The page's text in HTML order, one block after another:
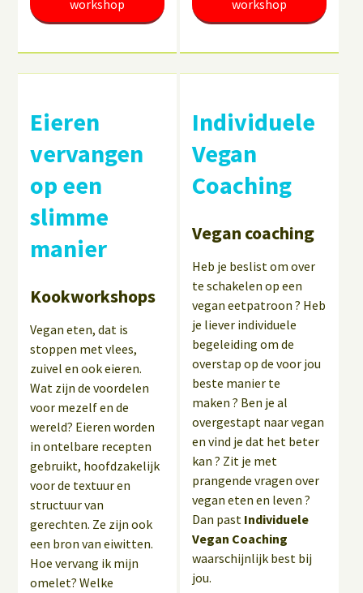
workshop workshop
Eieren
vervangen
op een
slimme
manier
Kookworkshops
Vegan eten, dat is
stoppen met vlees,
zuivel en ook eieren.
Wat zijn de voordelen
voor mezelf en de
wereld? Eieren worden
in ontelbare recepten
gebruikt, hoofdzakelijk
voor de textuur en
structuur van
gerechten. Ze zijn ook
een bron van eiwitten.
Hoe vervang ik mijn
omelet? Welke
Individuele
Vegan
Coaching
Vegan coaching
Heb je beslist om over
te schakelen op een
vegan eetpatroon ? Heb
je liever individuele
begeleiding om de
overstap op de voor jou
beste manier te
maken ? Ben je al
overgestapt naar vegan
en vind je dat het beter
kan ? Zit je met
prangende vragen over
vegan eten en leven ?
Dan past Individuele
Vegan Coaching
waarschijnlijk best bij
jou.